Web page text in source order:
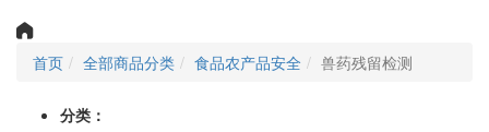
首页 全部商品分类 食品农产品安全 兽药残留检测
分类：